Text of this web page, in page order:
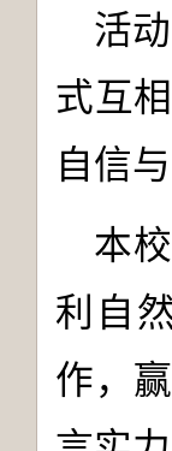
活
式互
自信
本
利自
作，